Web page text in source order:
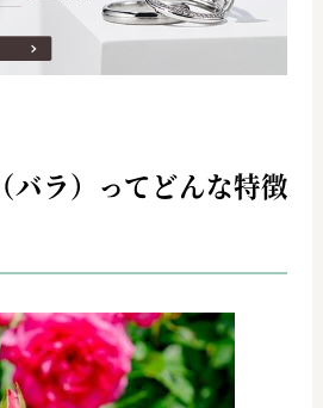
バラ）ってどんな特徴